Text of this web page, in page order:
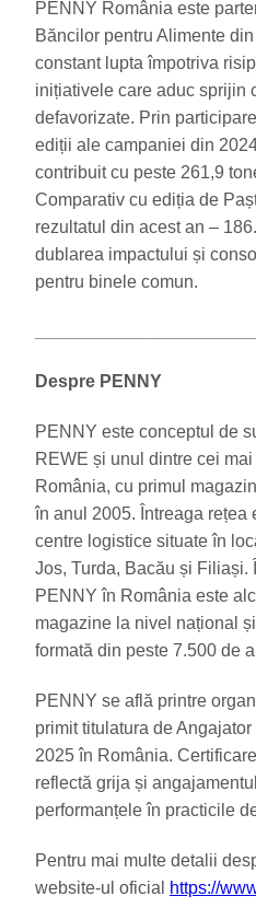
PENNY România este
Băncilor pentru Alimente
constant lupta împotriva
inițiativele care aduc sprijin
defavorizate. Prin
ediții ale campaniei din
contribuit cu peste 261,9
Comparativ cu ediția de
rezultatul din acest an –
dublarea impactului și
pentru binele comun.
Despre PENNY
PENNY este conceptul de
REWE și unul dintre cei
România, cu primul
în anul 2005. Întreaga rețea
centre logistice situate în
Jos, Turda, Bacău și Filiași.
PENNY în România este
magazine la nivel național
formată din peste 7.500 de
PENNY se află printre
primit titulatura de
2025 în România.
reflectă grija și
performanțele în practicile
Pentru mai multe detalii
website-ul oficial
https://